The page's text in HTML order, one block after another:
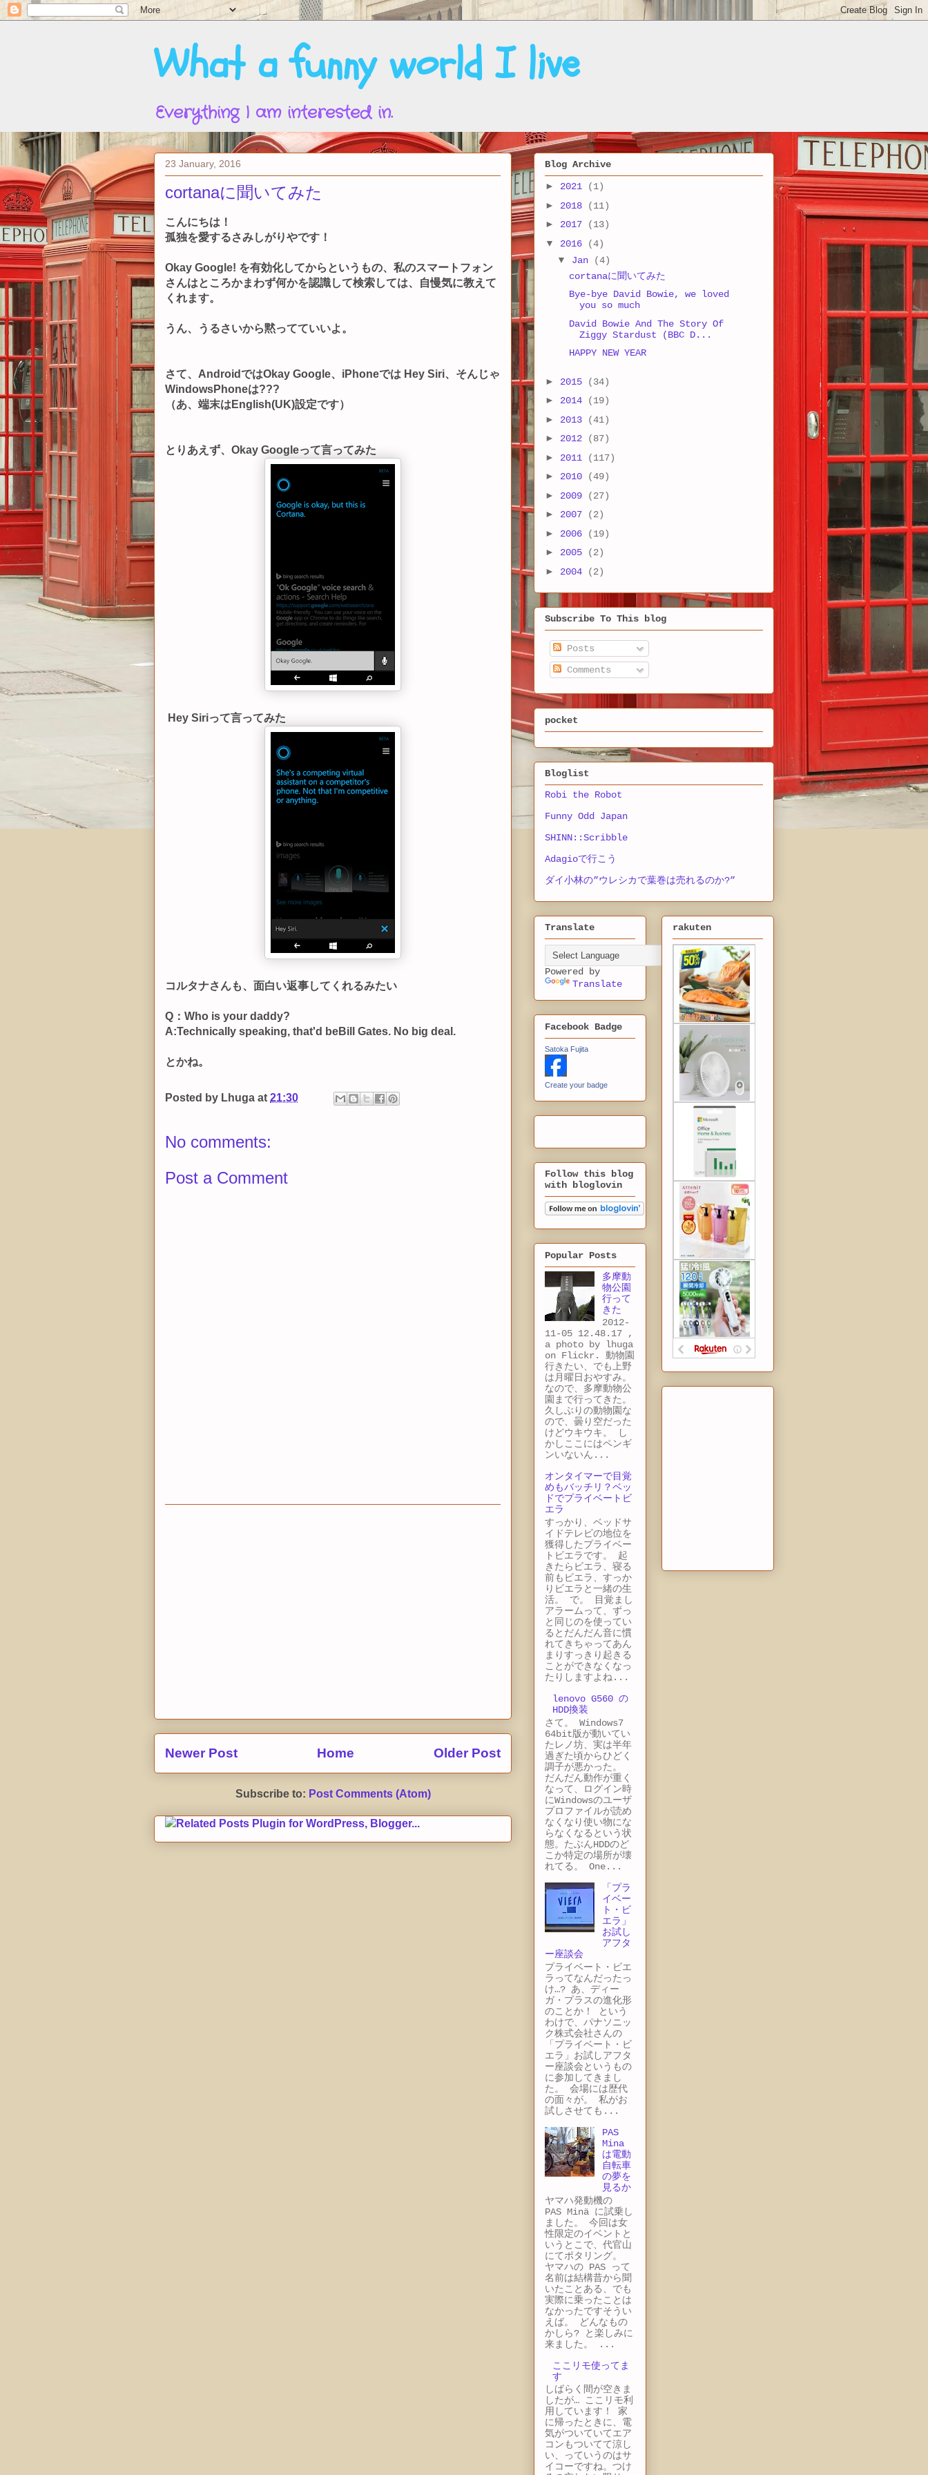
What a funny world I live
Everything I am interested in.
23 January, 2016
cortanaに聞いてみた
こんにちは！
孤独を愛するさみしがりやです！
Okay Google! を有効化してからというもの、私のスマートフォン
さんはところかまわず何かを認識して検索しては、自慢気に教えて
くれます。
うん、うるさいから黙ってていいよ。
さて、AndroidではOkay Google、iPhoneでは Hey Siri、そんじゃ
WindowsPhoneは???
（あ、端末はEnglish(UK)設定です）
とりあえず、Okay Googleって言ってみた
Hey Siriって言ってみた
コルタナさんも、面白い返事してくれるみたい
Q：Who is your daddy?
A:Technically speaking, that'd beBill Gates. No big deal.
とかね。
Posted by Lhuga at 21:30
No comments:
Post a Comment
Newer Post Older Post
Home
Subscribe to: Post Comments (Atom)
Blog Archive
► 2021
(1)
► 2018
(11)
► 2017
(13)
▼ 2016
(4)
▼ Jan
(4)
cortanaに聞いてみた
Bye-bye David Bowie, we loved
you so much
David Bowie And The Story Of
Ziggy Stardust (BBC D...
HAPPY NEW YEAR
► 2015
(34)
► 2014
(19)
► 2013
(41)
► 2012
(87)
► 2011
(117)
► 2010
(49)
► 2009
(27)
► 2007
(2)
► 2006
(19)
► 2005
(2)
► 2004 (2)
Subscribe To This blog
Posts
Comments
pocket
Bloglist
Robi the Robot
Funny Odd Japan
SHINN::Scribble
Adagioで行こう
ダイ小林の”ウレシカで葉巻は売れるのか?”
Translate
Powered by
Translate
Facebook Badge
Satoka Fujita
Create your badge
Follow this blog
with bloglovin
Popular Posts
多摩動
物公園
行って
きた
2012-
11-05 12.48.17 ,
a photo by lhuga
on Flickr. 動物園
行きたい、でも上野
は月曜日おやすみ。
なので、多摩動物公
園まで行ってきた。
久しぶりの動物園な
ので、曇り空だった
けどウキウキ。 し
かしここにはペンギ
ンいないん...
オンタイマーで目覚
めもバッチリ？ベッ
ドでプライベートビ
エラ
すっかり、ベッドサ
イドテレビの地位を
獲得したプライベー
トビエラです。 起
きたらビエラ、寝る
前もビエラ、すっか
りビエラと一緒の生
活。 で。 目覚まし
アラームって、ずっ
と同じのを使ってい
るとだんだん音に慣
れてきちゃってあん
まりすっきり起きる
ことができなくなっ
たりしますよね...
lenovo G560 の
HDD換装
さて。 Windows7
64bit版が動いてい
たレノ坊、実は半年
過ぎた頃からひどく
調子が悪かった。
だんだん動作が重く
なって、ログイン時
にWindowsのユーザ
プロファイルが読め
なくなり使い物にな
らなくなるという状
態。たぶんHDDのど
こか特定の場所が壊
れてる。 One...
「プラ
イベー
ト・ビ
エラ」
お試し
アフタ
ー座談会
プライベート・ビエ
ラってなんだったっ
け…? あ、ディー
ガ・プラスの進化形
のことか！ という
わけで、パナソニッ
ク株式会社さんの
「プライベート・ビ
エラ」お試しアフタ
ー座談会というもの
に参加してきまし
た。 会場には歴代
の面々が。 私がお
試しさせても...
PAS
Mina
は電動
自転車
の夢を
見るか
ヤマハ発動機の
PAS Minä に試乗し
ました。 今回は女
性限定のイベントと
いうとこで、代官山
にてポタリング。
ヤマハの PAS って
名前は結構昔から聞
いたことある、でも
実際に乗ったことは
なかったですそうい
えば。 どんなもの
かしら? と楽しみに
来ました。 ...
ここリモ使ってま
す
しばらく間が空きま
したが… ここリモ利
用しています！ 家
に帰ったときに、電
気がついていてエア
コンもついてて涼し
い、っていうのはサ
イコーですね。つけ
rakuten